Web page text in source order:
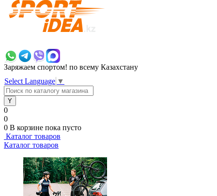
Заряжаем спортом! по всему Казахстану
Select Language ▼
0
0
0 В корзине пока пусто
Каталог товаров
Каталог товаров